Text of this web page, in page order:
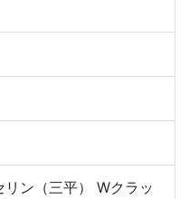
リン（三平） Wクラッ